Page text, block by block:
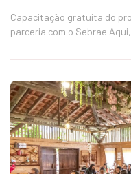
Capacitação gratuita do
parceria com o Sebrae